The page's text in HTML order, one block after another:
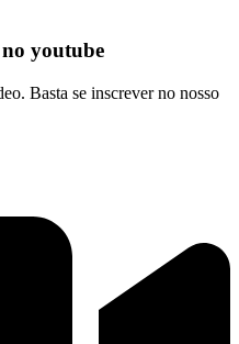
no youtube
Basta se inscrever no nosso